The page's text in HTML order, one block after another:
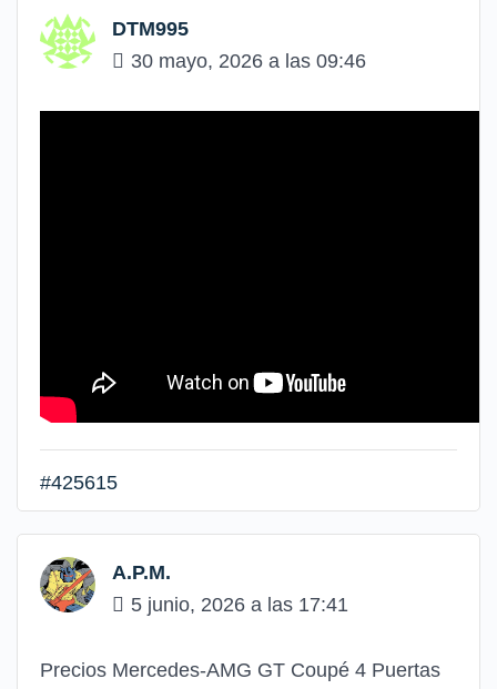
DTM995
30 mayo, 2026 a las 09:46
#425615
A.P.M.
5 junio, 2026 a las 17:41
Precios Mercedes-AMG GT Coupé 4 Puertas